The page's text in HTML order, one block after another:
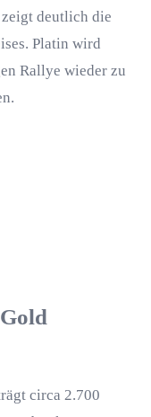
deutlich die
Platin wird
Rallye wieder zu
circa 2.700